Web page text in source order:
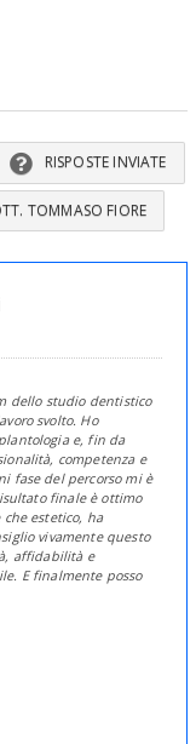
RISPOSTE INVIATE
TOMMASO FIORE
dello studio dentistico
svolto. Ho
e, fin da
competenza e
fase del percorso mi è
finale è ottimo
estetico, ha
vivamente questo
affidabilità e
E finalmente posso